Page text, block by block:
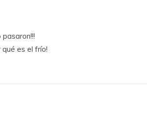
pasaron!!!
es el frío!